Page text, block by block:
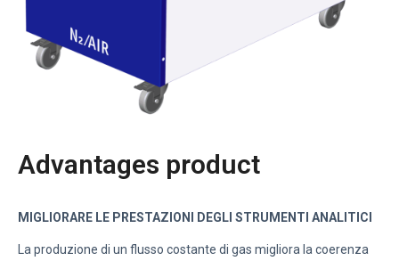
Advantages product
MIGLIORARE LE PRESTAZIONI DEGLI STRUMENTI ANALITICI
La produzione di un flusso costante di gas migliora la coerenza